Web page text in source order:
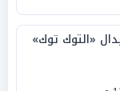
«التوك توك»